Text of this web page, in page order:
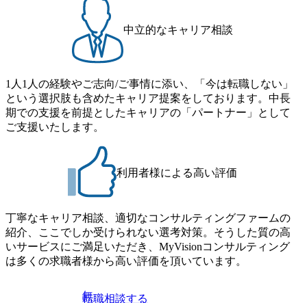
中立的なキャリア相談
1人1人の経験やご志向/ご事情に添い、「今は転職しない」
という選択肢も含めたキャリア提案をしております。中長
期での支援を前提としたキャリアの「パートナー」として
ご支援いたします。
利用者様による高い評価
丁寧なキャリア相談、適切なコンサルティングファームの
紹介、ここでしか受けられない選考対策。そうした質の高
いサービスにご満足いただき、MyVisionコンサルティング
は多くの求職者様から高い評価を頂いています。
無
転職相談する